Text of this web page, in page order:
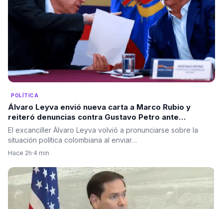
POLÍTICA
Álvaro Leyva envió nueva carta a Marco Rubio y
reiteró denuncias contra Gustavo Petro ante
autoridades de Estados Unidos
El excanciller Álvaro Leyva volvió a pronunciarse sobre la
situación política colombiana al enviar…
Hace 2h·4 min